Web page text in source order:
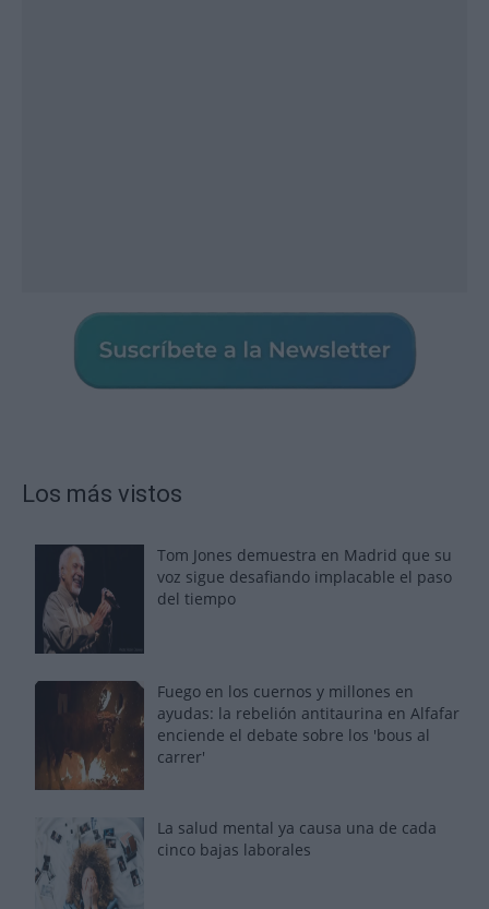
Los más vistos
Tom Jones demuestra en Madrid que su
voz sigue desafiando implacable el paso
del tiempo
Fuego en los cuernos y millones en
ayudas: la rebelión antitaurina en Alfafar
enciende el debate sobre los 'bous al
carrer'
La salud mental ya causa una de cada
cinco bajas laborales